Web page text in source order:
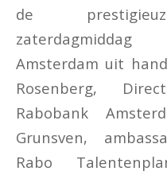
de
Amsterdam uit
Rosenberg,
Rabobank
Grunsven,
Rabo